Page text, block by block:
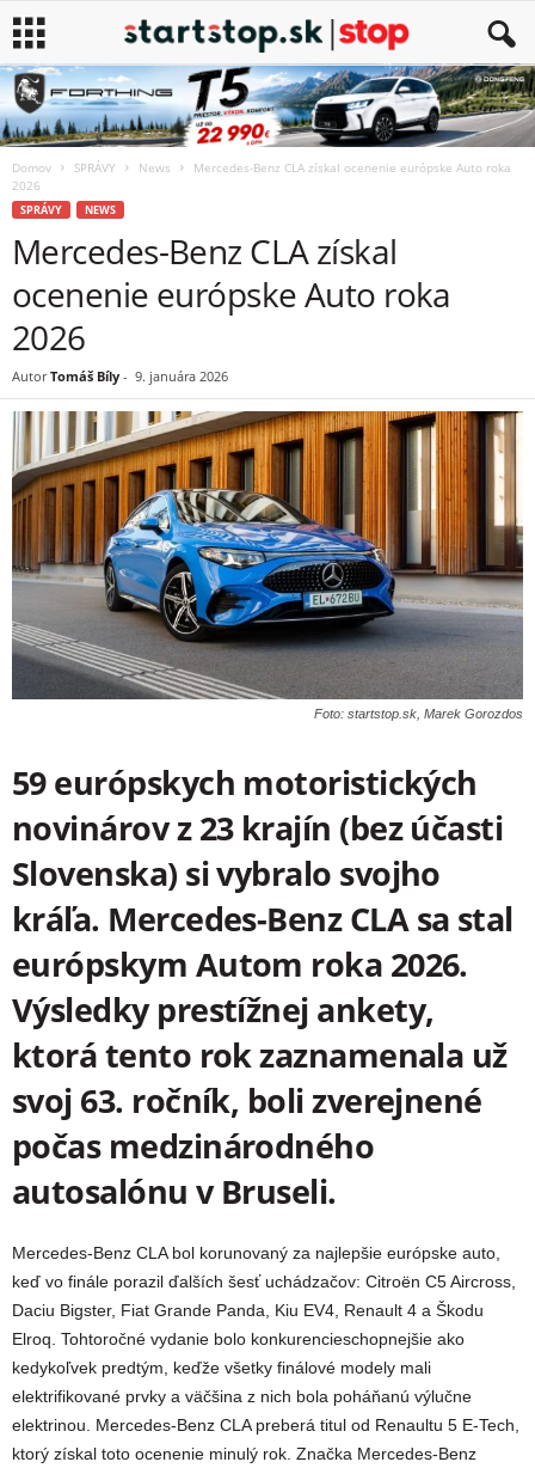
Domov SPRÁVY News
Mercedes-Benz CLA získal ocenenie európske Auto roka
2026
SPRÁVY NEWS
Mercedes-Benz CLA získal
ocenenie európske Auto roka
2026
Autor Tomáš Bíly - 9. januára 2026
Foto: startstop.sk, Marek Gorozdos
59 európskych motoristických
novinárov z 23 krajín (bez účasti
Slovenska) si vybralo svojho
kráľa. Mercedes-Benz CLA sa stal
európskym Autom roka 2026.
Výsledky prestížnej ankety,
ktorá tento rok zaznamenala už
svoj 63. ročník, boli zverejnené
počas medzinárodného
autosalónu v Bruseli.
Mercedes-Benz CLA bol korunovaný za najlepšie európske auto,
keď vo finále porazil ďalších šesť uchádzačov: Citroën C5 Aircross,
Daciu Bigster, Fiat Grande Panda, Kiu EV4, Renault 4 a Škodu
Elroq. Tohtoročné vydanie bolo konkurencieschopnejšie ako
kedykoľvek predtým, keďže všetky finálové modely mali
elektrifikované prvky a väčšina z nich bola poháňanú výlučne
elektrinou. Mercedes-Benz CLA preberá titul od Renaultu 5 E-Tech,
ktorý získal toto ocenenie minulý rok. Značka Mercedes-Benz